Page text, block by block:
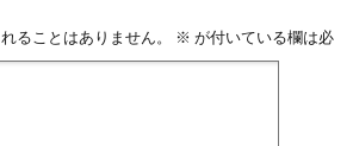
ることはありません。 ※ が付いている欄は必